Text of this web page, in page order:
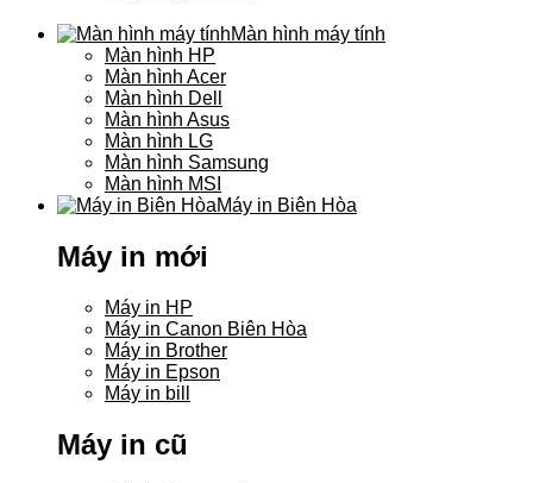
Màn hình máy tính
Màn hình HP
Màn hình Acer
Màn hình Dell
Màn hình Asus
Màn hình LG
Màn hình Samsung
Màn hình MSI
Máy in Biên Hòa
Máy in mới
Máy in HP
Máy in Canon Biên Hòa
Máy in Brother
Máy in Epson
Máy in bill
Máy in cũ